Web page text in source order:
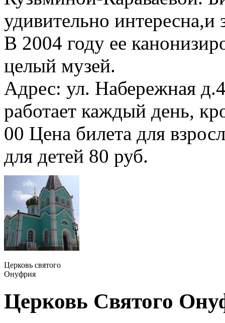
удивительно интересна,и
В 2004 году ее
целый музей.
Адрес: ул. Набережная
работает каждый день,
00 Цена билета для
для детей 80 руб.
Церковь святого
Онуфрия
Церковь Святого